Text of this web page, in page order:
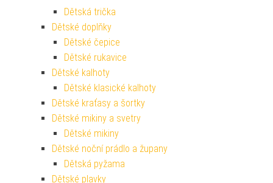
Dětská trička
Dětské doplňky
Dětské čepice
Dětské rukavice
Dětské kalhoty
Dětské klasické kalhoty
Dětské kraťasy a šortky
Dětské mikiny a svetry
Dětské mikiny
Dětské noční prádlo a župany
Dětská pyžama
Dětské plavky